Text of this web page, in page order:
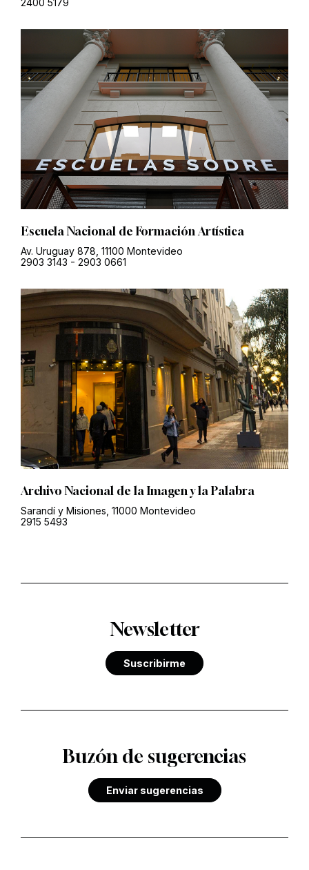
Escuela Nacional de Formación Artística
Av. Uruguay 878, 11100 Montevideo
2903 3143 - 2903 0661
Archivo Nacional de la Imagen y la Palabra
Sarandí y Misiones, 11000 Montevideo
2915 5493
Newsletter
Suscribirme
Buzón de sugerencias
Enviar sugerencias